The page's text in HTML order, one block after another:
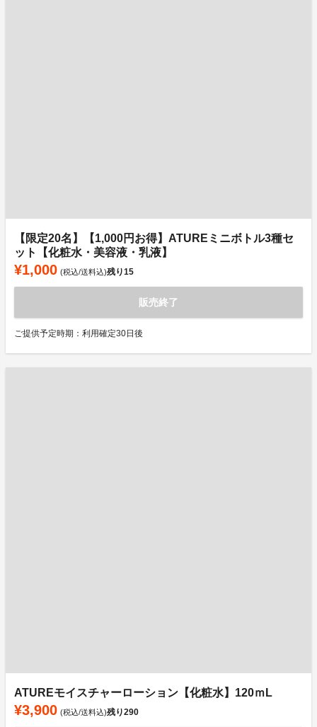
【限定20名】【1,000円お得】ATUREミニボトル3種セ
ット【化粧水・美容液・乳液】
¥1,000 (税込/送料込)残り15
販売終了
ご提供予定時期：利用確定30日後
ATUREモイスチャーローション【化粧水】120ｍL
¥3,900 (税込/送料込)残り290